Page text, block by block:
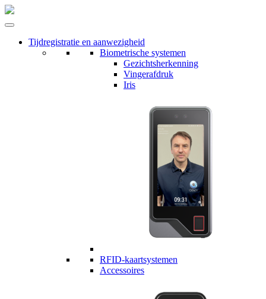
Tijdregistratie en aanwezigheid
Biometrische systemen
Gezichtsherkenning
Vingerafdruk
Iris
RFID-kaartsystemen
Accessoires